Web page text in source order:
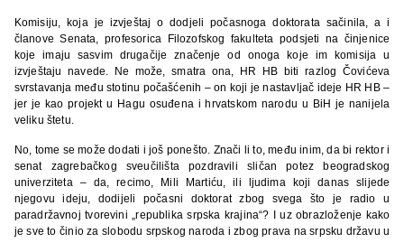
Komisiju, koja je izvještaj o dodjeli počasnoga doktorata sačinila, a i
članove Senata, profesorica Filozofskog fakulteta podsjeti na činjenice
koje imaju sasvim drugačije značenje od onoga koje im komisija u
izvještaju navede. Ne može, smatra ona, HR HB biti razlog Čovićeva
svrstavanja među stotinu počašćenih – on koji je nastavljač ideje HR HB –
jer je kao projekt u Hagu osuđena i hrvatskom narodu u BiH je nanijela
veliku štetu.
No, tome se može dodati i još ponešto. Znači li to, među inim, da bi rektor i
senat zagrebačkog sveučilišta pozdravili sličan potez beogradskog
univerziteta – da, recimo, Mili Martiću, ili ljudima koji danas slijede
njegovu ideju, dodijeli počasni doktorat zbog svega što je radio u
paradržavnoj tvorevini „republika srpska krajina“? I uz obrazloženje kako
je sve to činio za slobodu srpskog naroda i zbog prava na srpsku državu u